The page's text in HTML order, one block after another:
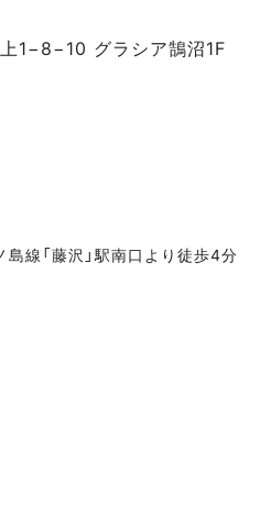
1−8−10 グラシア鵠沼1F
線「藤沢」駅南口より徒歩4分